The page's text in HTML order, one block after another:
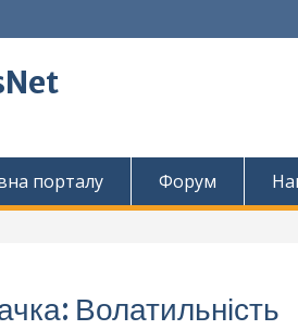
порталу Форум
Волатильність